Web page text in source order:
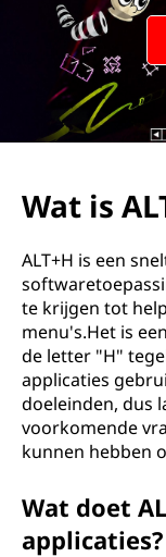
Wat is
ALT+H is een
te krijgen tot
menu's.Het is
de letter "H"
applicaties
doeleinden, dus
voorkomende
kunnen hebben
Wat doet
applicaties?